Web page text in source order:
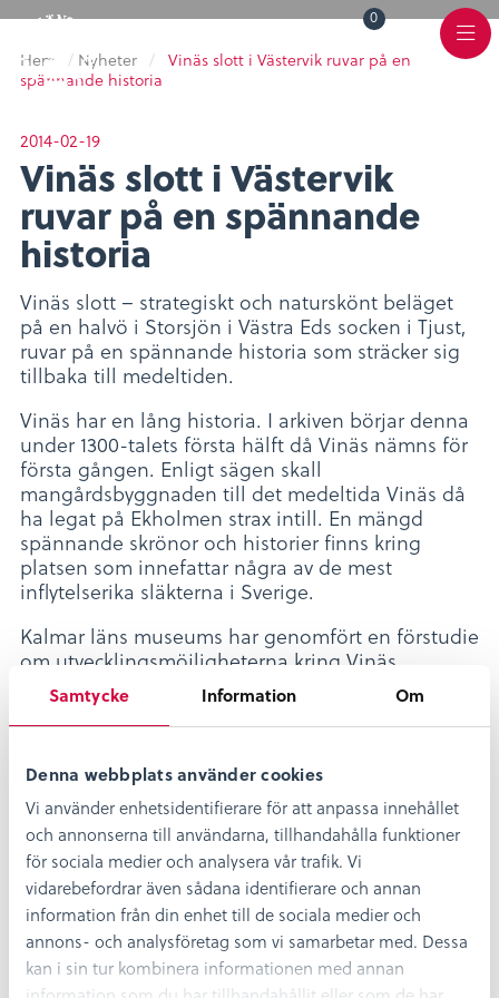
Samtycke Information Om
Denna webbplats använder cookies
Vi använder enhetsidentifierare för att anpassa innehållet
och annonserna till användarna, tillhandahålla funktioner
för sociala medier och analysera vår trafik. Vi
vidarebefordrar även sådana identifierare och annan
information från din enhet till de sociala medier och
annons- och analysföretag som vi samarbetar med. Dessa
kan i sin tur kombinera informationen med annan
Varukorg
0 Toggle
Scheme
Meny
Hem / Nyheter / Vinäs slott i Västervik ruvar på en
spännande historia
2014-02-19
Vinäs slott i Västervik
ruvar på en spännande
historia
Vinäs slott – strategiskt och naturskönt beläget
på en halvö i Storsjön i Västra Eds socken i Tjust,
ruvar på en spännande historia som sträcker sig
tillbaka till medeltiden.
Vinäs har en lång historia. I arkiven börjar denna
under 1300-talets första hälft då Vinäs nämns för
första gången. Enligt sägen skall
mangårdsbyggnaden till det medeltida Vinäs då
ha legat på Ekholmen strax intill. En mängd
spännande skrönor och historier finns kring
platsen som innefattar några av de mest
inflytelserika släkterna i Sverige.
Kalmar läns museums har genomfört en förstudie
om utvecklingsmöjligheterna kring Vinäs
slottsruin, Ekholmen och i förlängningen hela
Uknadalen.
Dela:
Dela
på
facebook
Dela
på
twitter
Dela
på
linkedin
Dela
på
pinterest